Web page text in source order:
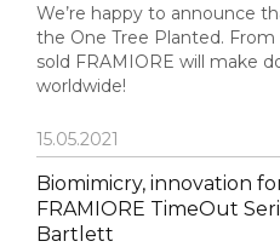
We’re happy to announce
the One Tree Planted.
sold FRAMIORE will make
worldwide!
15.05.2021
Biomimicry, innovation
FRAMIORE TimeOut
Bartlett